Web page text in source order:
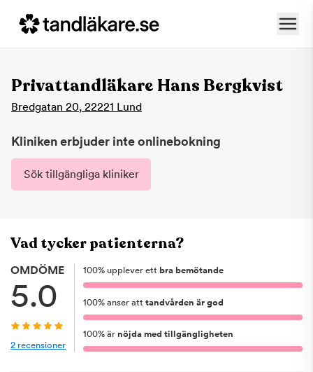
Privattandläkare Hans Bergkvist
Bredgatan 20, 22221 Lund
Kliniken erbjuder inte onlinebokning
Sök tillgängliga kliniker
Vad tycker patienterna?
OMDÖME
5.0
2 recensioner
100% upplever ett bra bemötande
100% anser att tandvården är god
100% är nöjda med tillgängligheten